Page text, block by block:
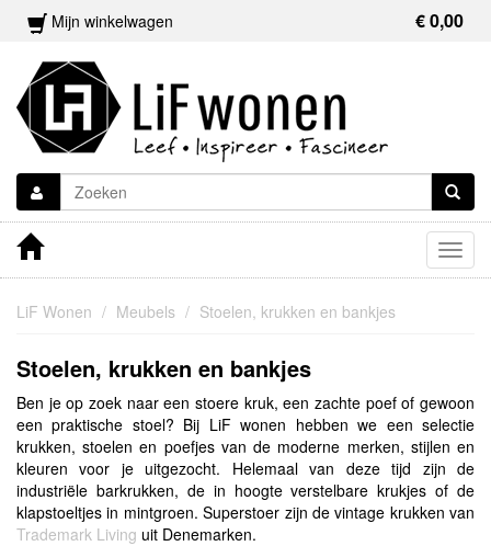
Mijn winkelwagen € 0,00
LiF Wonen Meubels Stoelen, krukken en bankjes
Stoelen, krukken en bankjes
Ben je op zoek naar een stoere kruk, een zachte poef of gewoon
een praktische stoel? Bij LiF wonen hebben we een selectie
krukken, stoelen en poefjes van de moderne merken, stijlen en
kleuren voor je uitgezocht. Helemaal van deze tijd zijn de
industriële barkrukken, de in hoogte verstelbare krukjes of de
klapstoeltjes in mintgroen. Superstoer zijn de vintage krukken van
Trademark Living uit Denemarken.